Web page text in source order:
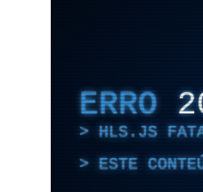
ERRO
HLS.JS
ESTE